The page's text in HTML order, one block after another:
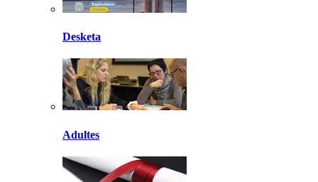
Desketa
Adultes